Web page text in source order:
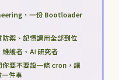
，一份 Bootloader
禦、記憶調用全部到位
護者、AI 研究者
你要不要設一條 cron，讓
件事